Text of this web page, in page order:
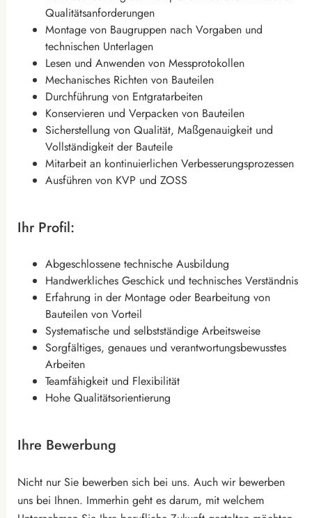
Qualitätsanforderungen
Montage von Baugruppen nach Vorgaben und
technischen Unterlagen
Lesen und Anwenden von Messprotokollen
Mechanisches Richten von Bauteilen
Durchführung von Entgratarbeiten
Konservieren und Verpacken von Bauteilen
Sicherstellung von Qualität, Maßgenauigkeit und
Vollständigkeit der Bauteile
Mitarbeit an kontinuierlichen Verbesserungsprozessen
Ausführen von KVP und ZOSS
Ihr Profil:
Abgeschlossene technische Ausbildung
Handwerkliches Geschick und technisches Verständnis
Erfahrung in der Montage oder Bearbeitung von
Bauteilen von Vorteil
Systematische und selbstständige Arbeitsweise
Sorgfältiges, genaues und verantwortungsbewusstes
Arbeiten
Teamfähigkeit und Flexibilität
Hohe Qualitätsorientierung
Ihre Bewerbung
Nicht nur Sie bewerben sich bei uns. Auch wir bewerben
uns bei Ihnen. Immerhin geht es darum, mit welchem